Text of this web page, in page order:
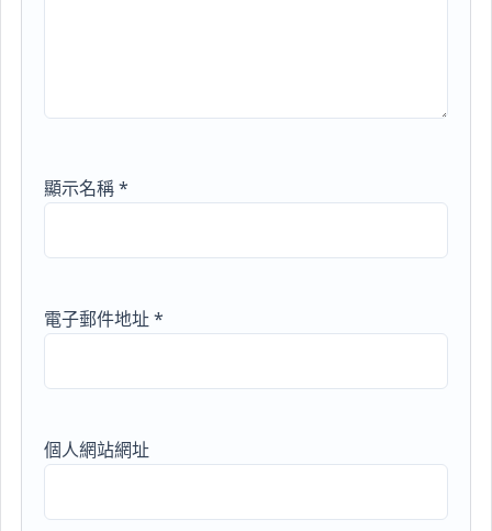
顯示名稱*
電子郵件地址*
個人網站網址